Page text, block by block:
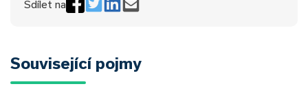
Sdílet na
Související pojmy